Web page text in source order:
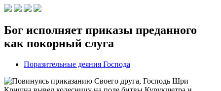
Бог исполняет приказы преданного
как покорный слуга
Поразительные деяния Господа